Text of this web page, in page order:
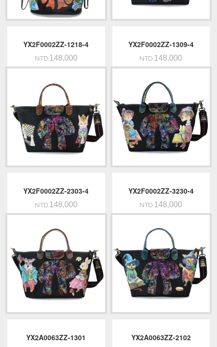
YX2F0002ZZ-1218-4
NTD.148,000
YX2F0002ZZ-1309-4
NTD.148,000
YX2F0002ZZ-2303-4
NTD.148,000
YX2F0002ZZ-3230-4
NTD.148,000
YX2A0063ZZ-1301 YX2A0063ZZ-2102